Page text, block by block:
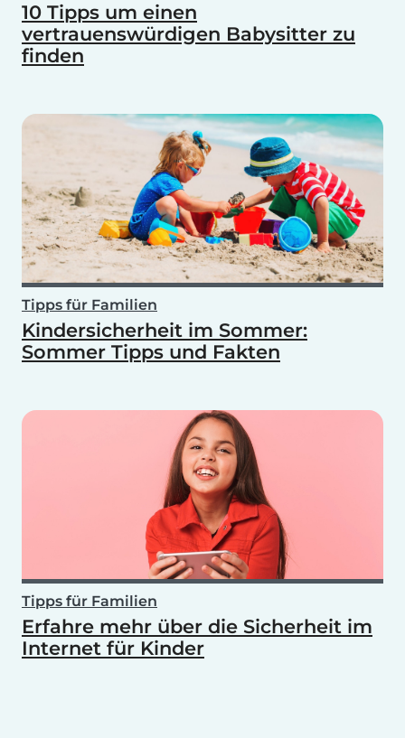
10 Tipps um einen
vertrauenswürdigen Babysitter zu
finden
Tipps für Familien
Kindersicherheit im Sommer:
Sommer Tipps und Fakten
Tipps für Familien
Erfahre mehr über die Sicherheit im
Internet für Kinder